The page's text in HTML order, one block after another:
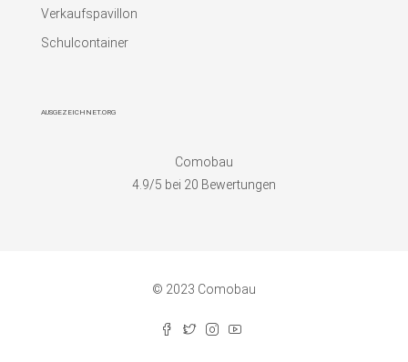
Verkaufspavillon
Schulcontainer
AUSGEZEICHNET.ORG
Comobau
4.9/5 bei 20 Bewertungen
© 2023 Comobau